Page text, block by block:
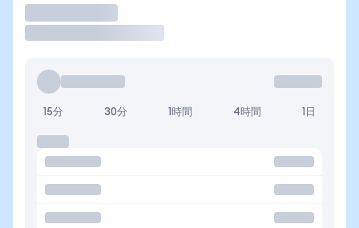
15分 30分 1時間 4時間 1日